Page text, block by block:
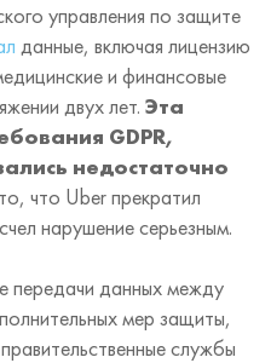
управления по защите
данные, включая лицензию
и финансовые
двух лет. Эта
GDPR,
недостаточно
что Uber прекратил
нарушение серьезным.
передачи данных между
мер защиты,
службы